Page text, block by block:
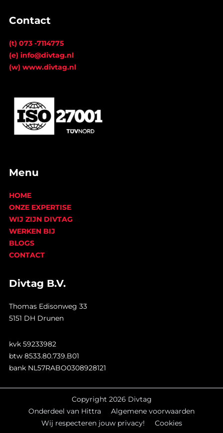
Contact
(t) 073 -7114775
(e) info@divtag.nl
(w) www.divtag.nl
Menu
HOME
ONZE EXPERTISE
WIJ ZIJN DIVTAG
WERKEN BIJ
BLOGS
CONTACT
Divtag B.V.
Thomas Edisonweg 33
5151 DH Drunen
kvk 59233982
btw 8533.80.739.B01
bank NL57RABO0308928121
Copyright 2026 Divtag
Onderdeel van Hittra
Algemene voorwaarden
Wij respecteren jouw privacy!
Cookies